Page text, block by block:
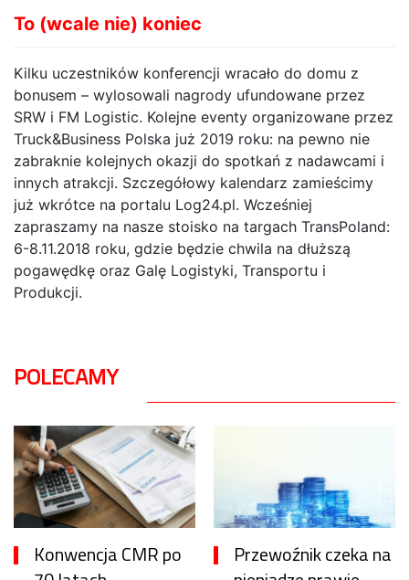
To (wcale nie) koniec
Kilku uczestników konferencji wracało do domu z
bonusem – wylosowali nagrody ufundowane przez
SRW i FM Logistic. Kolejne eventy organizowane przez
Truck&Business Polska już 2019 roku: na pewno nie
zabraknie kolejnych okazji do spotkań z nadawcami i
innych atrakcji. Szczegółowy kalendarz zamieścimy
już wkrótce na portalu Log24.pl. Wcześniej
zapraszamy na nasze stoisko na targach TransPoland:
6-8.11.2018 roku, gdzie będzie chwila na dłuższą
pogawędkę oraz Galę Logistyki, Transportu i
Produkcji.
POLECAMY
Konwencja CMR po
Przewoźnik czeka na